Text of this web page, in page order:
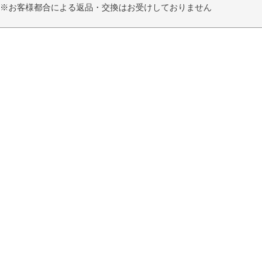
※お客様都合による返品・交換はお受けしておりません